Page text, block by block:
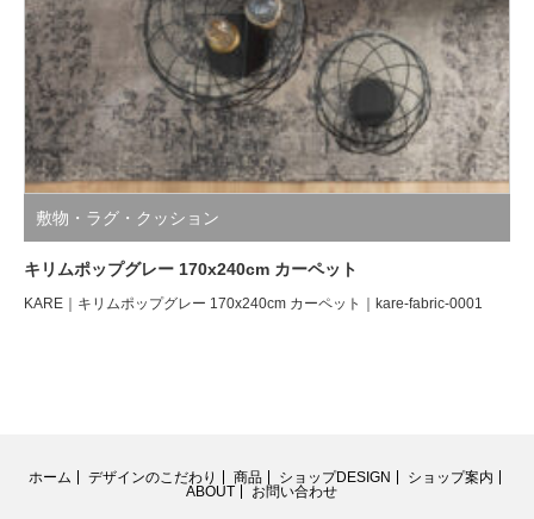
敷物・ラグ・クッション
キリムポップグレー 170x240cm カーペット
KARE｜キリムポップグレー 170x240cm カーペット｜kare-fabric-0001
ホーム デザインのこだわり 商品 ショップDESIGN
ショップ案内
ABOUT
お問い合わせ